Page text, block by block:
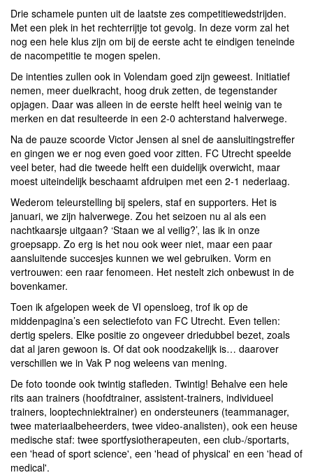
Drie schamele punten uit de laatste zes competitiewedstrijden.
Met een plek in het rechterrijtje tot gevolg. In deze vorm zal het
nog een hele klus zijn om bij de eerste acht te eindigen teneinde
de nacompetitie te mogen spelen.
De intenties zullen ook in Volendam goed zijn geweest. Initiatief
nemen, meer duelkracht, hoog druk zetten, de tegenstander
opjagen. Daar was alleen in de eerste helft heel weinig van te
merken en dat resulteerde in een 2-0 achterstand halverwege.
Na de pauze scoorde Victor Jensen al snel de aansluitingstreffer
en gingen we er nog even goed voor zitten. FC Utrecht speelde
veel beter, had die tweede helft een duidelijk overwicht, maar
moest uiteindelijk beschaamt afdruipen met een 2-1 nederlaag.
Wederom teleurstelling bij spelers, staf en supporters. Het is
januari, we zijn halverwege. Zou het seizoen nu al als een
nachtkaarsje uitgaan? ‘Staan we al veilig?’, las ik in onze
groepsapp. Zo erg is het nou ook weer niet, maar een paar
aansluitende succesjes kunnen we wel gebruiken. Vorm en
vertrouwen: een raar fenomeen. Het nestelt zich onbewust in de
bovenkamer.
Toen ik afgelopen week de VI opensloeg, trof ik op de
middenpagina’s een selectiefoto van FC Utrecht. Even tellen:
dertig spelers. Elke positie zo ongeveer driedubbel bezet, zoals
dat al jaren gewoon is. Of dat ook noodzakelijk is… daarover
verschillen we in Vak P nog weleens van mening.
De foto toonde ook twintig stafleden. Twintig! Behalve een hele
rits aan trainers (hoofdtrainer, assistent-trainers, individueel
trainers, looptechniektrainer) en ondersteuners (teammanager,
twee materiaalbeheerders, twee video-analisten), ook een heuse
medische staf: twee sportfysiotherapeuten, een club-/sportarts,
een 'head of sport science', een 'head of physical' en een 'head of
medical'.